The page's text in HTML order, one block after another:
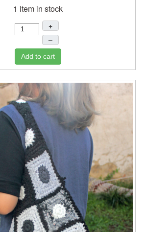
1 item in stock
+
–
Add to cart